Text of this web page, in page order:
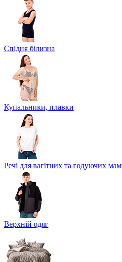
Спідня білизна
Купальники, плавки
Речі для вагітних та годуючих мам
Верхній одяг